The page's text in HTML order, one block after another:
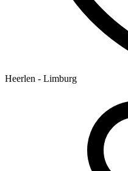
Heerlen - Limburg